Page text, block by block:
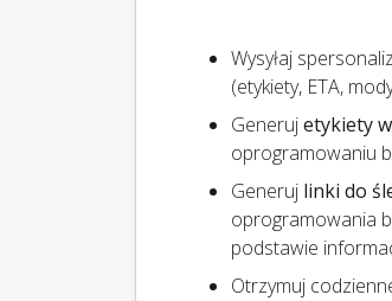
Wysyłaj
(etykiety, ETA,
Generujetykiety
oprogramowaniu
Generuj linki do
oprogramowania
podstawie
Otrzymuj